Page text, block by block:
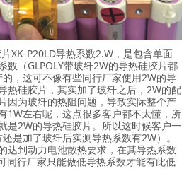
XK-P20LD导热系数2.W，是包含单面
数（GLPOLY带玻纤2W的导热硅胶片都
，这可不像有些同行厂家使用2W的导
热硅胶片，其实加了玻纤之后，2W的配
因为玻纤的热阻问题，导致实际整个产
1W左右呢，这点很多客户都不太懂，所
是2W的导热硅胶片。所以这时候客户一
是加了玻纤后实测导热系数有2W）。
达到动力电池散热要求，在其导热系数
同行厂家只能做低导热系数才能有此低